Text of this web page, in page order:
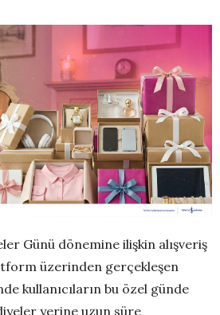
Günü dönemine ilişkin alışveriş
üzerinden gerçekleşen
kullanıcıların bu özel günde
yerine uzun süre